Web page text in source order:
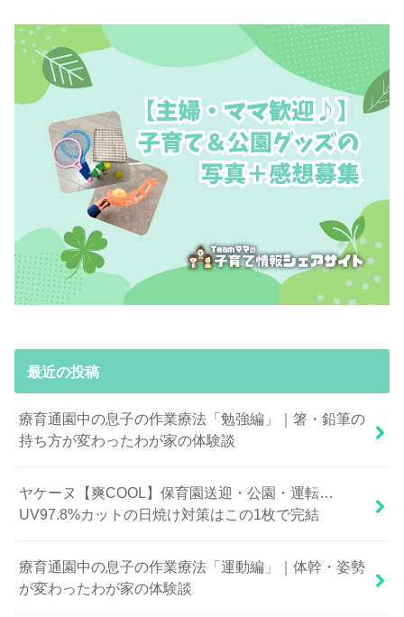
最近の投稿
療育通園中の息子の作業療法「勉強編」｜箸・鉛筆の
持ち方が変わったわが家の体験談
ヤケーヌ【爽COOL】保育園送迎・公園・運転…
UV97.8%カットの日焼け対策はこの1枚で完結
療育通園中の息子の作業療法「運動編」｜体幹・姿勢
が変わったわが家の体験談